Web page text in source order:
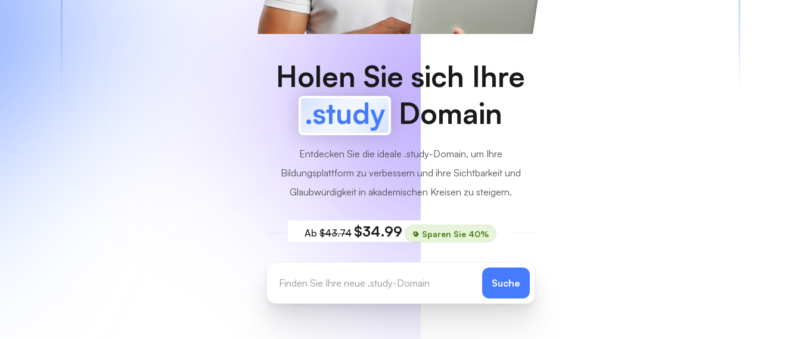
Holen Sie sich Ihre
.study Domain
Entdecken Sie die ideale .study-Domain, um Ihre
Bildungsplattform zu verbessern und ihre Sichtbarkeit und
Glaubwürdigkeit in akademischen Kreisen zu steigern.
Ab $43.74 $34.99 Sparen Sie 40%
Suche